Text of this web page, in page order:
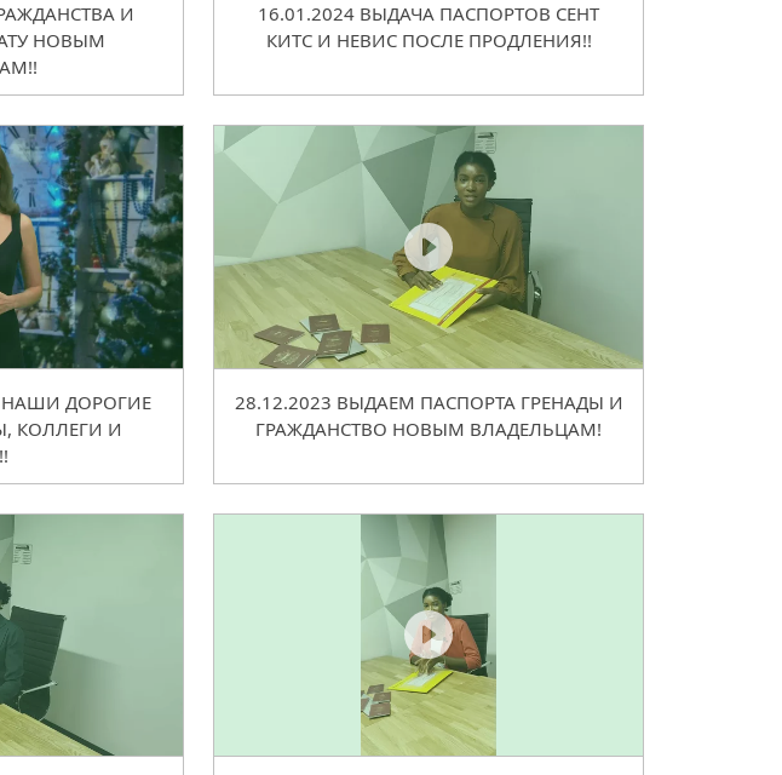
И
НОВЫМ
16.01.2024 ВЫДАЧА ПАСПОРТОВ СЕНТ
КИТС И НЕВИС ПОСЛЕ ПРОДЛЕНИЯ!!
ДОРОГИЕ
КОЛЛЕГИ И
28.12.2023 ВЫДАЕМ ПАСПОРТА ГРЕНАДЫ И
ГРАЖДАНСТВО НОВЫМ ВЛАДЕЛЬЦАМ!